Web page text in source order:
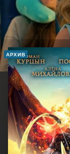
АРХИВ